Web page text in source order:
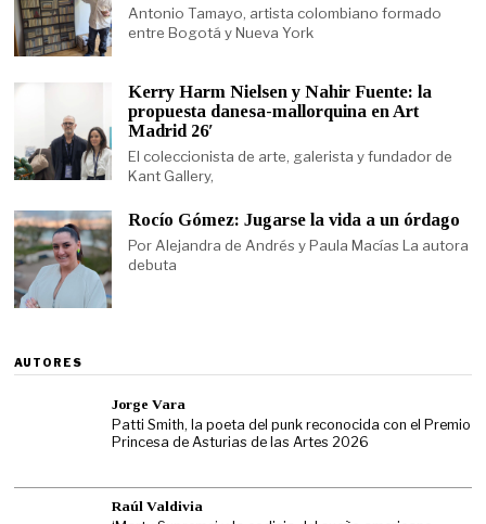
Antonio Tamayo, artista colombiano formado
entre Bogotá y Nueva York
Kerry Harm Nielsen y Nahir Fuente: la
propuesta danesa-mallorquina en Art
Madrid 26′
El coleccionista de arte, galerista y fundador de
Kant Gallery,
Rocío Gómez: Jugarse la vida a un órdago
Por Alejandra de Andrés y Paula Macías La autora
debuta
AUTORES
Jorge Vara
Patti Smith, la poeta del punk reconocida con el Premio
Princesa de Asturias de las Artes 2026
Raúl Valdivia